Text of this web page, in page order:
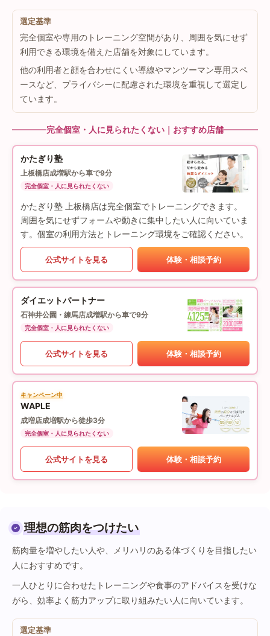
選定基準
完全個室や専用のトレーニング空間があり、周囲を気にせず
利用できる環境を備えた店舗を対象にしています。
他の利用者と顔を合わせにくい導線やマンツーマン専用スペ
ースなど、プライバシーに配慮された環境を重視して選定し
ています。
完全個室・人に見られたくない｜おすすめ店舗
かたぎり塾
上板橋店成増駅から車で9分
完全個室・人に見られたくない
かたぎり塾 上板橋店は完全個室でトレーニングできます。
周囲を気にせずフォームや動きに集中したい人に向いていま
す。個室の利用方法とトレーニング環境をご確認ください。
公式サイトを見る 体験・相談予約
ダイエットパートナー
石神井公園・練馬店成増駅から車で9分
完全個室・人に見られたくない
公式サイトを見る 体験・相談予約
キャンペーン中
WAPLE
成増店成増駅から徒歩3分
完全個室・人に見られたくない
公式サイトを見る 体験・相談予約
理想の筋肉をつけたい
筋肉量を増やしたい人や、メリハリのある体づくりを目指したい
人におすすめです。
一人ひとりに合わせたトレーニングや食事のアドバイスを受けな
がら、効率よく筋力アップに取り組みたい人に向いています。
選定基準